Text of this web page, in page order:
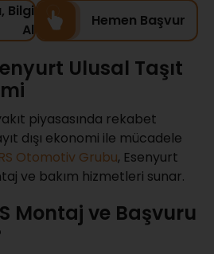
Bilgi
Al
Hemen Başvur
Ulusal Taşıt
piyasasında rekabet
dışı ekonomi ile mücadele
RS Otomotiv Grubu, Esenyurt
ve bakım hizmetleri sunar.
Montaj ve Başvuru